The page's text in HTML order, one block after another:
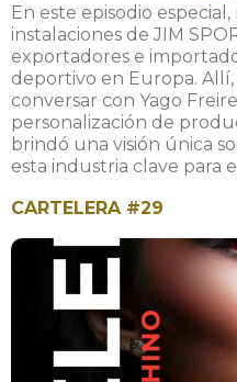
En este episodio
instalaciones de JIM
exportadores e
deportivo en Europa.
conversar con Yago
personalización de
brindó una visión única
esta industria clave para
CARTELERA #29